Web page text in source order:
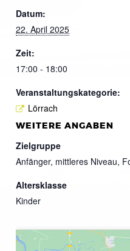
Datum:
22. April 2025
Zeit:
17:00 - 18:00
Veranstaltungskategorie:
Lörrach
WEITERE ANGABEN
Zielgruppe
Anfänger, mittleres Niveau,
Altersklasse
Kinder